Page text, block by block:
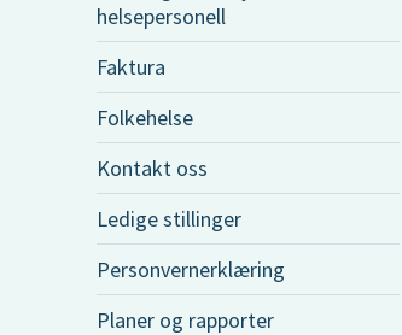
helsepersonell
Faktura
Folkehelse
Kontakt oss
Ledige stillinger
Personvernerklæring
Planer og rapporter